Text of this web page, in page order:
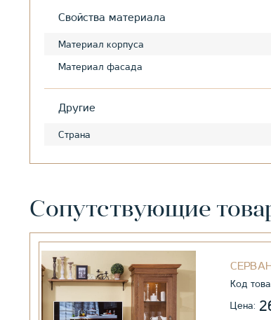
Свойства материала
Материал корпуса
Материал фасада
Другие
Страна
Сопутствующие
Код
Цена: